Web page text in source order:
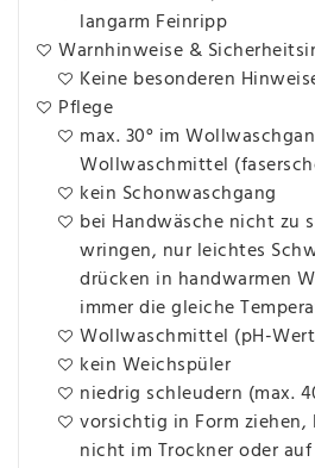
langarm Feinripp
Warnhinweise &
Keine besonderen
Pflege
max. 30° im
Wollwaschmittel
kein Schonwaschgang
bei Handwäsche nicht zu
wringen, nur leichtes
drücken in handwarmen
immer die gleiche
Wollwaschmittel (pH-
kein Weichspüler
niedrig schleudern (max.
vorsichtig in Form
nicht im Trockner oder